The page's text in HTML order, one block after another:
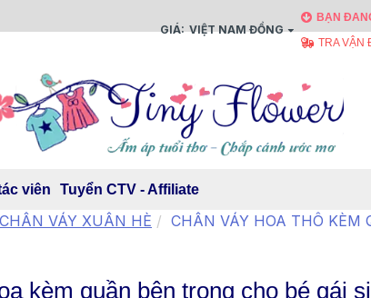
GIÁ: VIỆT NAM ĐỒNG
BẠN
TRA VẬN
viên Tuyển CTV - Affiliate
CHÂN VÁY XUÂN HÈ CHÂN VÁY HOA THÔ KÈM
kèm quần bên trong cho bé gái